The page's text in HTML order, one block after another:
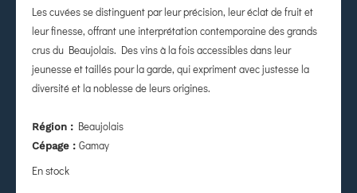
Les cuvées se distinguent par leur précision, leur éclat de fruit et
leur finesse, offrant une interprétation contemporaine des grands
crus du Beaujolais. Des vins à la fois accessibles dans leur
jeunesse et taillés pour la garde, qui expriment avec justesse la
diversité et la noblesse de leurs origines.
Région : Beaujolais
Cépage : Gamay
En stock